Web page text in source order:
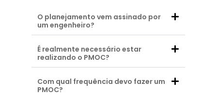
O planejamento vem assinado por
um engenheiro?
É realmente necessário estar
realizando o PMOC?
Com qual frequência devo fazer um
PMOC?